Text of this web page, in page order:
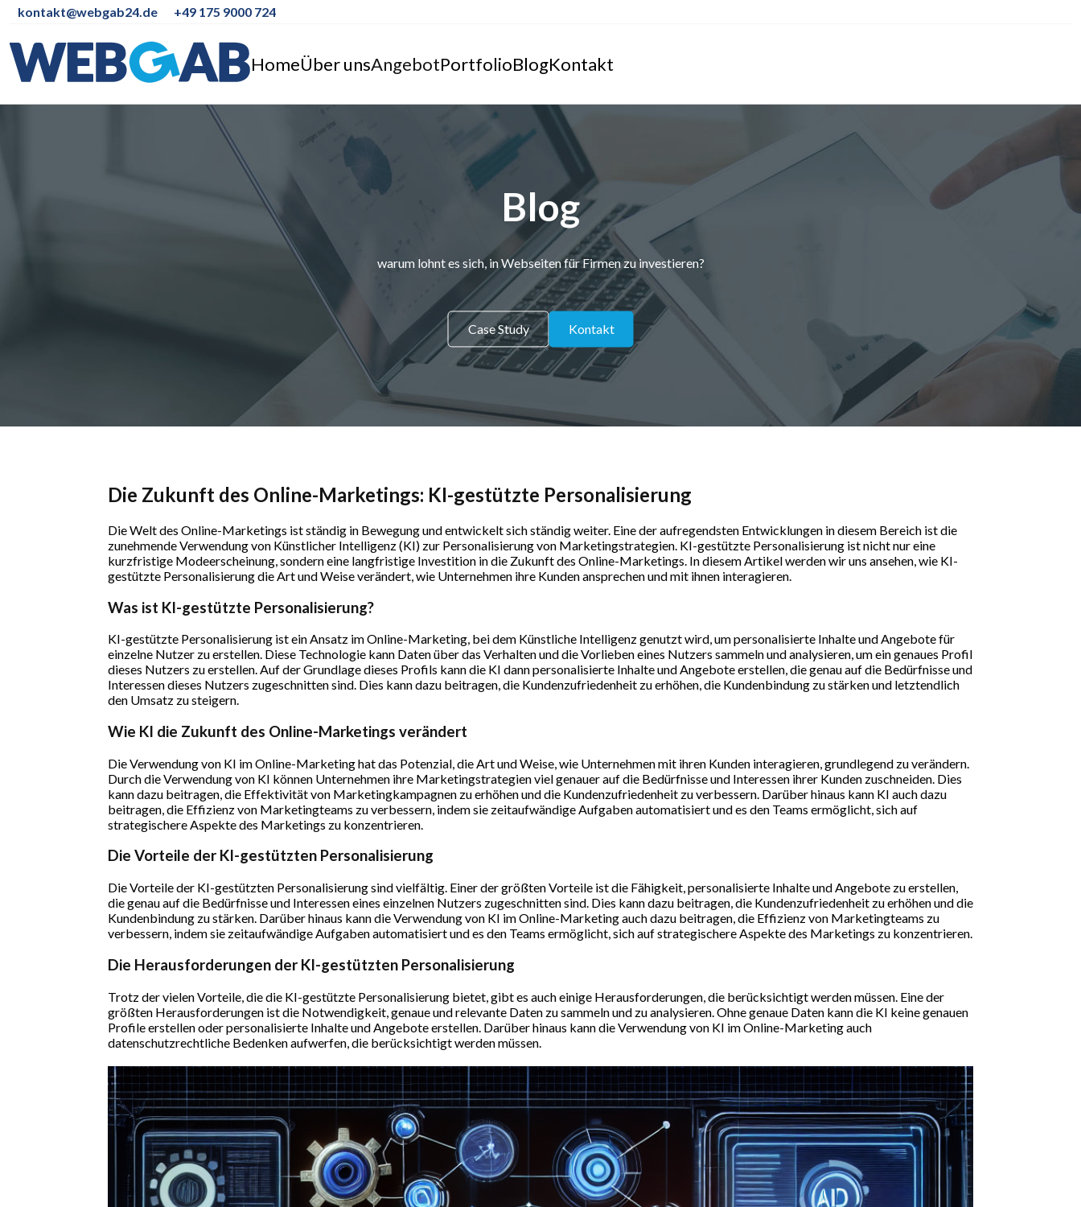
kontakt@webgab24.de +49 175 9000 724
HomeÜber unsAngebotPortfolioBlogKontakt
Blog
warum lohnt es sich, in Webseiten für Firmen zu investieren?
Case Study Kontakt
Die Zukunft des Online-Marketings: KI-gestützte Personalisierung
Die Welt des Online-Marketings ist ständig in Bewegung und entwickelt sich ständig weiter. Eine der aufregendsten Entwicklungen in diesem Bereich ist die
zunehmende Verwendung von Künstlicher Intelligenz (KI) zur Personalisierung von Marketingstrategien. KI-gestützte Personalisierung ist nicht nur eine
kurzfristige Modeerscheinung, sondern eine langfristige Investition in die Zukunft des Online-Marketings. In diesem Artikel werden wir uns ansehen, wie KI-
gestützte Personalisierung die Art und Weise verändert, wie Unternehmen ihre Kunden ansprechen und mit ihnen interagieren.
Was ist KI-gestützte Personalisierung?
KI-gestützte Personalisierung ist ein Ansatz im Online-Marketing, bei dem Künstliche Intelligenz genutzt wird, um personalisierte Inhalte und Angebote für
einzelne Nutzer zu erstellen. Diese Technologie kann Daten über das Verhalten und die Vorlieben eines Nutzers sammeln und analysieren, um ein genaues Profil
dieses Nutzers zu erstellen. Auf der Grundlage dieses Profils kann die KI dann personalisierte Inhalte und Angebote erstellen, die genau auf die Bedürfnisse und
Interessen dieses Nutzers zugeschnitten sind. Dies kann dazu beitragen, die Kundenzufriedenheit zu erhöhen, die Kundenbindung zu stärken und letztendlich
den Umsatz zu steigern.
Wie KI die Zukunft des Online-Marketings verändert
Die Verwendung von KI im Online-Marketing hat das Potenzial, die Art und Weise, wie Unternehmen mit ihren Kunden interagieren, grundlegend zu verändern.
Durch die Verwendung von KI können Unternehmen ihre Marketingstrategien viel genauer auf die Bedürfnisse und Interessen ihrer Kunden zuschneiden. Dies
kann dazu beitragen, die Effektivität von Marketingkampagnen zu erhöhen und die Kundenzufriedenheit zu verbessern. Darüber hinaus kann KI auch dazu
beitragen, die Effizienz von Marketingteams zu verbessern, indem sie zeitaufwändige Aufgaben automatisiert und es den Teams ermöglicht, sich auf
strategischere Aspekte des Marketings zu konzentrieren.
Die Vorteile der KI-gestützten Personalisierung
Die Vorteile der KI-gestützten Personalisierung sind vielfältig. Einer der größten Vorteile ist die Fähigkeit, personalisierte Inhalte und Angebote zu erstellen,
die genau auf die Bedürfnisse und Interessen eines einzelnen Nutzers zugeschnitten sind. Dies kann dazu beitragen, die Kundenzufriedenheit zu erhöhen und die
Kundenbindung zu stärken. Darüber hinaus kann die Verwendung von KI im Online-Marketing auch dazu beitragen, die Effizienz von Marketingteams zu
verbessern, indem sie zeitaufwändige Aufgaben automatisiert und es den Teams ermöglicht, sich auf strategischere Aspekte des Marketings zu konzentrieren.
Die Herausforderungen der KI-gestützten Personalisierung
Trotz der vielen Vorteile, die die KI-gestützte Personalisierung bietet, gibt es auch einige Herausforderungen, die berücksichtigt werden müssen. Eine der
größten Herausforderungen ist die Notwendigkeit, genaue und relevante Daten zu sammeln und zu analysieren. Ohne genaue Daten kann die KI keine genauen
Profile erstellen oder personalisierte Inhalte und Angebote erstellen. Darüber hinaus kann die Verwendung von KI im Online-Marketing auch
datenschutzrechtliche Bedenken aufwerfen, die berücksichtigt werden müssen.